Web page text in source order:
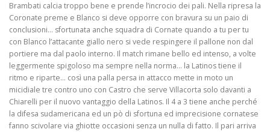
Brambati calcia troppo bene e prende l’incrocio dei pali. Nella ripresa la
Coronate preme e Blanco si deve opporre con bravura su un paio di
conclusioni… sfortunata anche squadra di Cornate quando a tu per tu
con Blanco l’attacante giallo nero si vede respingere il pallone non dal
portiere ma dal paolo interno. Il match rimane bello ed intenso, a volte
leggermente spigoloso ma sempre nella norma… la Latinos tiene il
ritmo e riparte… così una palla persa in attacco mette in moto un
micidiale tre contro uno con Castro che serve Villacorta solo davanti a
Chiarelli per il nuovo vantaggio della Latinos. Il 4 a 3 tiene anche perché
la difesa sudamericana ed un pò di sfortuna ed imprecisione cornatese
fanno scivolare via ghiotte occasioni senza un nulla di fatto. Il pari arriva